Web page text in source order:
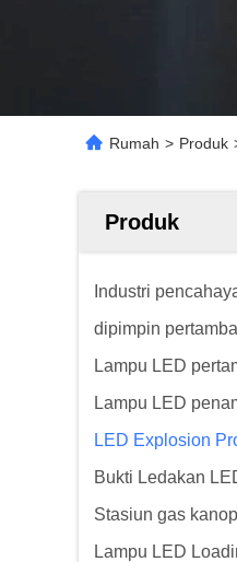
Rumah > Produk
Produk
Industri
dipimpin
Lampu LED
Lampu LED
LED Explosion
Bukti Ledakan
Stasiun gas
Lampu LED